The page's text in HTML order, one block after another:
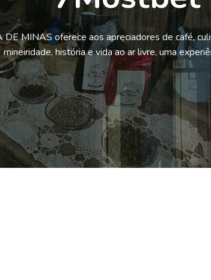
DE MINAS oferece aos apreciadores de café,
mineiridade, história e vida ao ar livre, uma